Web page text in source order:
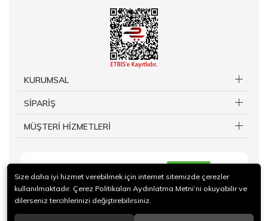
KURUMSAL
SİPARİŞ
MÜŞTERİ HİZMETLERİ
Size daha iyi hizmet verebilmek için internet sitemizde çerezler
kullanılmaktadır. Çerez Politikaları Aydınlatma Metni’ni okuyabilir ve
dilerseniz tercihlerinizi değiştirebilirsiniz.